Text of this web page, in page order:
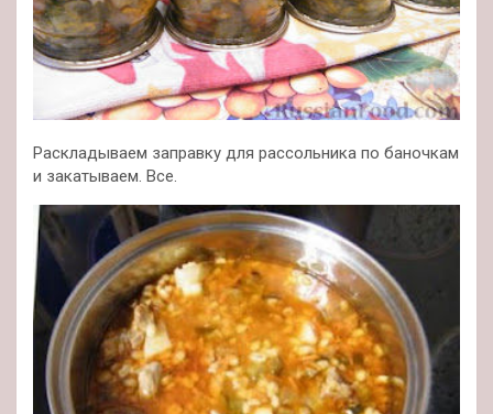
Раскладываем заправку для рассольника по баночкам
и закатываем. Все.